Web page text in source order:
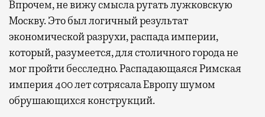
Впрочем, не вижу смысла ругать лужковскую
Москву. Это был логичный результат
экономической разрухи, распада империи,
который, разумеется, для столичного города не
мог пройти бесследно. Распадающаяся Римская
империя 400 лет сотрясала Европу шумом
обрушающихся конструкций.